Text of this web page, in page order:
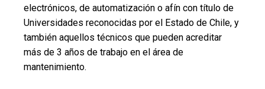
electrónicos, de automatización o afín con título de
Universidades reconocidas por el Estado de Chile, y
también aquellos técnicos que pueden acreditar
más de 3 años de trabajo en el área de
mantenimiento.